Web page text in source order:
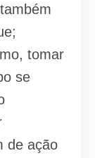
tomar
se
de ação